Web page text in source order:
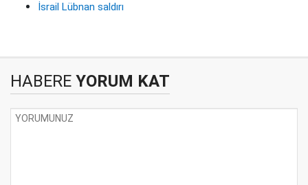
İsrail Lübnan saldırı
HABERE YORUM KAT